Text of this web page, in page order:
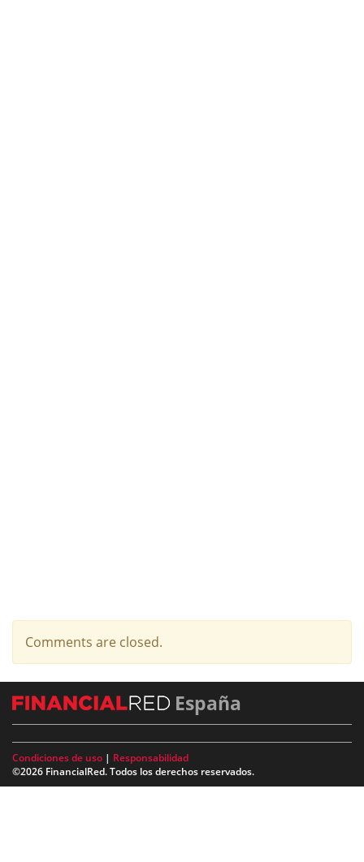
Comments are closed.
España
Condiciones de uso | Responsabilidad
©2026 FinancialRed. Todos los derechos reservados.